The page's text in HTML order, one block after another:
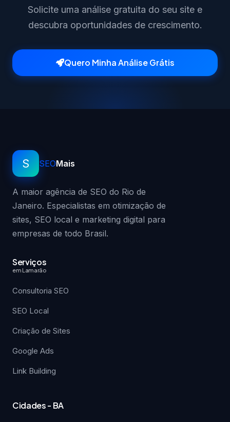
Solicite uma análise gratuita do seu site e
descubra oportunidades de crescimento.
Quero Minha Análise Grátis
S SEOMais
A maior agência de SEO do Rio de
Janeiro. Especialistas em otimização de
sites, SEO local e marketing digital para
empresas de todo Brasil.
Serviços
em Lamarão
Consultoria SEO
SEO Local
Criação de Sites
Google Ads
Link Building
Cidades - BA